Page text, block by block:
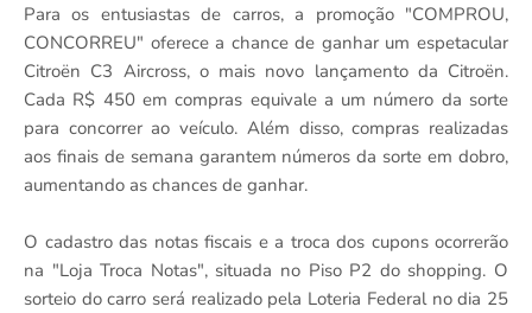
Para os entusiastas de carros, a promoção "COMPROU,
CONCORREU" oferece a chance de ganhar um espetacular
Citroën C3 Aircross, o mais novo lançamento da Citroën.
Cada R$ 450 em compras equivale a um número da sorte
para concorrer ao veículo. Além disso, compras realizadas
aos finais de semana garantem números da sorte em dobro,
aumentando as chances de ganhar.
O cadastro das notas fiscais e a troca dos cupons ocorrerão
na "Loja Troca Notas", situada no Piso P2 do shopping. O
sorteio do carro será realizado pela Loteria Federal no dia 25